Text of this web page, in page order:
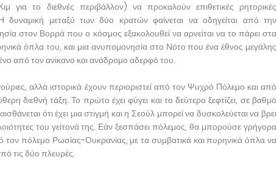
για το διεθνές περιβάλλον) να προκαλούν επιθετικές ρητορικές
μεταξύ των δύο κρατών φαίνεται να οδηγείται από την
στον Βορρά που ο κόσμος εξακολουθεί να αρνείται να το πάρει στα
όπλα του, και μια ανυπομονησία στο Νότο που ένα έθνος μεγάλης
από τον ανίκανο και ανάδρομο αδερφό του.
αλλά ιστορικά έχουν περιοριστεί από τον Ψυχρό Πόλεμο και από
διεθνή τάξη. Το πρώτο έχει φύγει και το δεύτερο ξεφτίζει, σε βαθμό
ότι έχει μια στιγμή και η Σεούλ μπορεί να δυσκολεύεται να βρει
του γείτονά της. Εάν ξεσπάσει πόλεμος, θα μπορούσε γρήγορα
τον πόλεμο Ρωσίας-Ουκρανίας, με τα συμβατικά και πυρηνικά όπλα να
τις δύο πλευρές.